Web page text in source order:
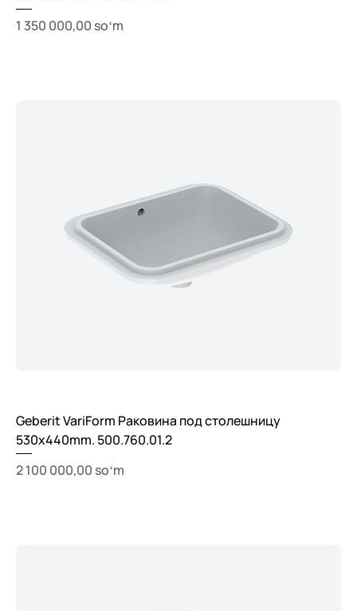
Price
1 350 000,00 soʻm
Geberit VariForm Раковина под столешницу
530x440mm. 500.760.01.2
Price
2 100 000,00 soʻm